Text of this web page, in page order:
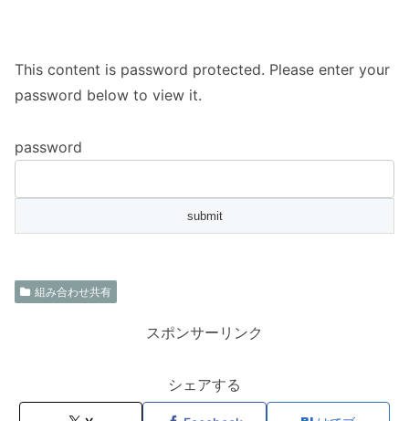
This content is password protected. Please enter your
password below to view it.
password
組み合わせ共有
スポンサーリンク
シェアする